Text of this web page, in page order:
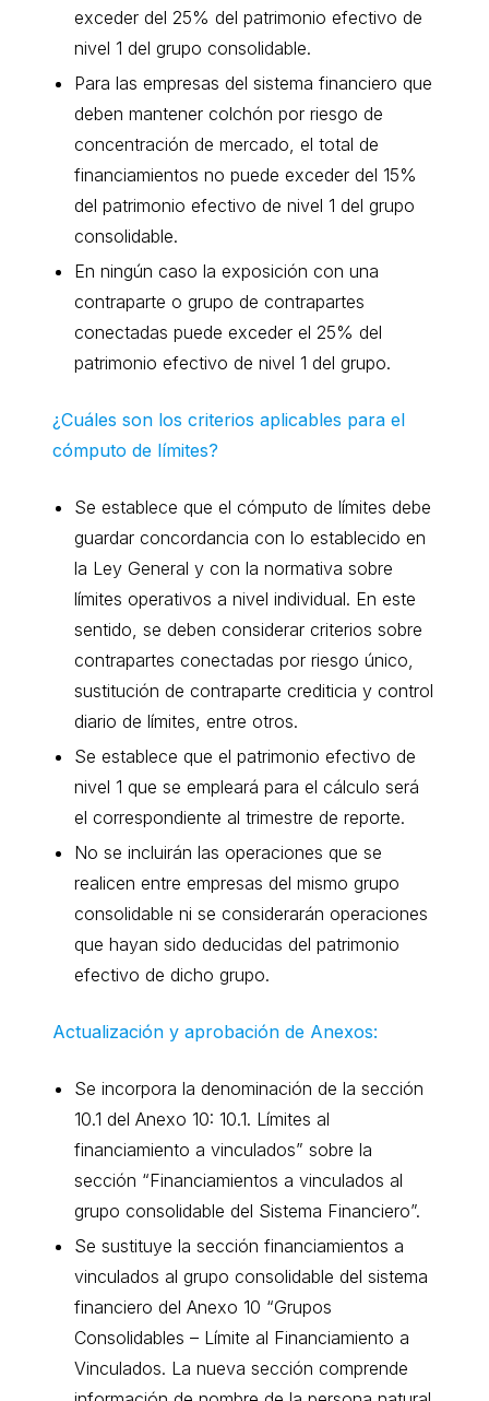
exceder del 25% del patrimonio efectivo de
nivel 1 del grupo consolidable.
Para las empresas del sistema financiero que
deben mantener colchón por riesgo de
concentración de mercado, el total de
financiamientos no puede exceder del 15%
del patrimonio efectivo de nivel 1 del grupo
consolidable.
En ningún caso la exposición con una
contraparte o grupo de contrapartes
conectadas puede exceder el 25% del
patrimonio efectivo de nivel 1 del grupo.
¿Cuáles son los criterios aplicables para el
cómputo de límites?
Se establece que el cómputo de límites debe
guardar concordancia con lo establecido en
la Ley General y con la normativa sobre
límites operativos a nivel individual. En este
sentido, se deben considerar criterios sobre
contrapartes conectadas por riesgo único,
sustitución de contraparte crediticia y control
diario de límites, entre otros.
Se establece que el patrimonio efectivo de
nivel 1 que se empleará para el cálculo será
el correspondiente al trimestre de reporte.
No se incluirán las operaciones que se
realicen entre empresas del mismo grupo
consolidable ni se considerarán operaciones
que hayan sido deducidas del patrimonio
efectivo de dicho grupo.
Actualización y aprobación de Anexos:
Se incorpora la denominación de la sección
10.1 del Anexo 10: 10.1. Límites al
financiamiento a vinculados” sobre la
sección “Financiamientos a vinculados al
grupo consolidable del Sistema Financiero”.
Se sustituye la sección financiamientos a
vinculados al grupo consolidable del sistema
financiero del Anexo 10 “Grupos
Consolidables – Límite al Financiamiento a
Vinculados. La nueva sección comprende